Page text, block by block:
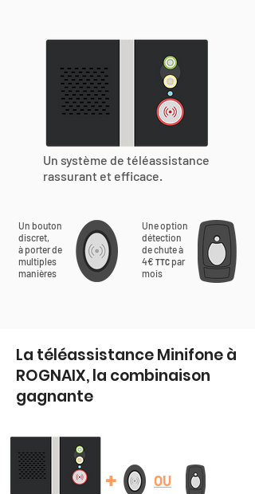
Un système de téléassistance
rassurant et efficace.
Un bouton
discret,
à porter de
multiples
manières
Une option
détection
de chute à
4€ TTC par
mois
La téléassistance Minifone à
ROGNAIX, la combinaison
gagnante
+ OU